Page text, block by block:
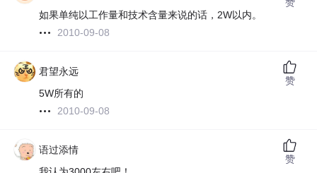
如果单纯以工作量和技术含量来说的话，2W以内。
2010-09-08
君望永远
5W所有的
2010-09-08
赞
语过添情
赞